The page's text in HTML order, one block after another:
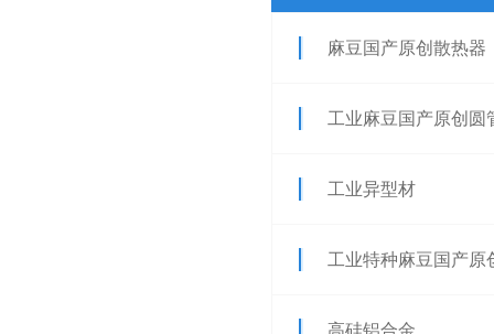
麻豆国产原创散热器
工业麻豆国产原创圆
工业异型材
工业特种麻豆国产原
高硅铝合金